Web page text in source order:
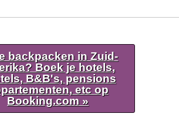
backpacken in Zuid-
Boek je hotels,
B&B's, pensions
etc op
Booking.com »